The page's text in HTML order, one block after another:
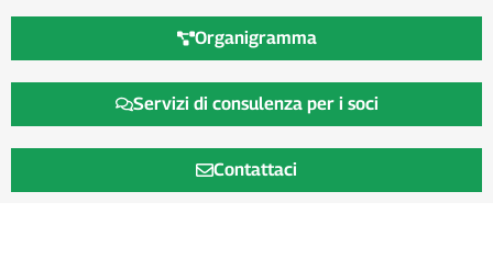
Organigramma
Servizi di consulenza per i soci
Contattaci